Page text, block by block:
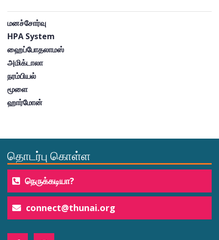
மனச்சோர்வு
HPA System
ஹைப்போதலாமஸ்
அமிக்டாலா
நரம்பியல்
மூளை
ஹார்மோன்
தொடர்பு கொள்ள
நெருக்கடியா?
connect@thunai.org